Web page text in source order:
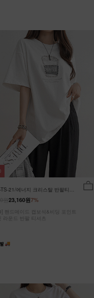
21/에너지 크리스탈 반팔티
7%
23,160원
핸드메이드 캡보석&비딩 포인트
라운드 반팔 티셔츠